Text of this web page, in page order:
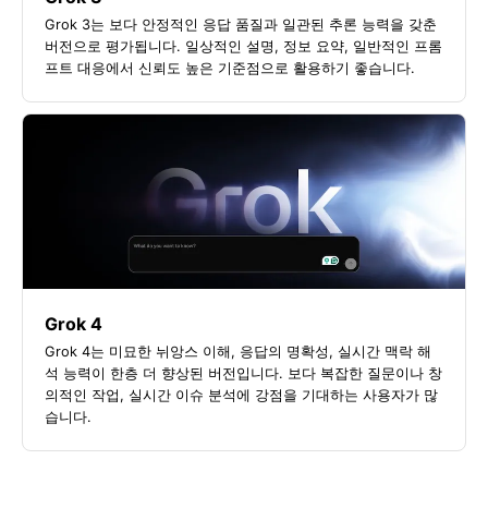
Grok 3는 보다 안정적인 응답 품질과 일관된 추론 능력을 갖춘
버전으로 평가됩니다. 일상적인 설명, 정보 요약, 일반적인 프롬
프트 대응에서 신뢰도 높은 기준점으로 활용하기 좋습니다.
Grok 4
Grok 4는 미묘한 뉘앙스 이해, 응답의 명확성, 실시간 맥락 해
석 능력이 한층 더 향상된 버전입니다. 보다 복잡한 질문이나 창
의적인 작업, 실시간 이슈 분석에 강점을 기대하는 사용자가 많
습니다.